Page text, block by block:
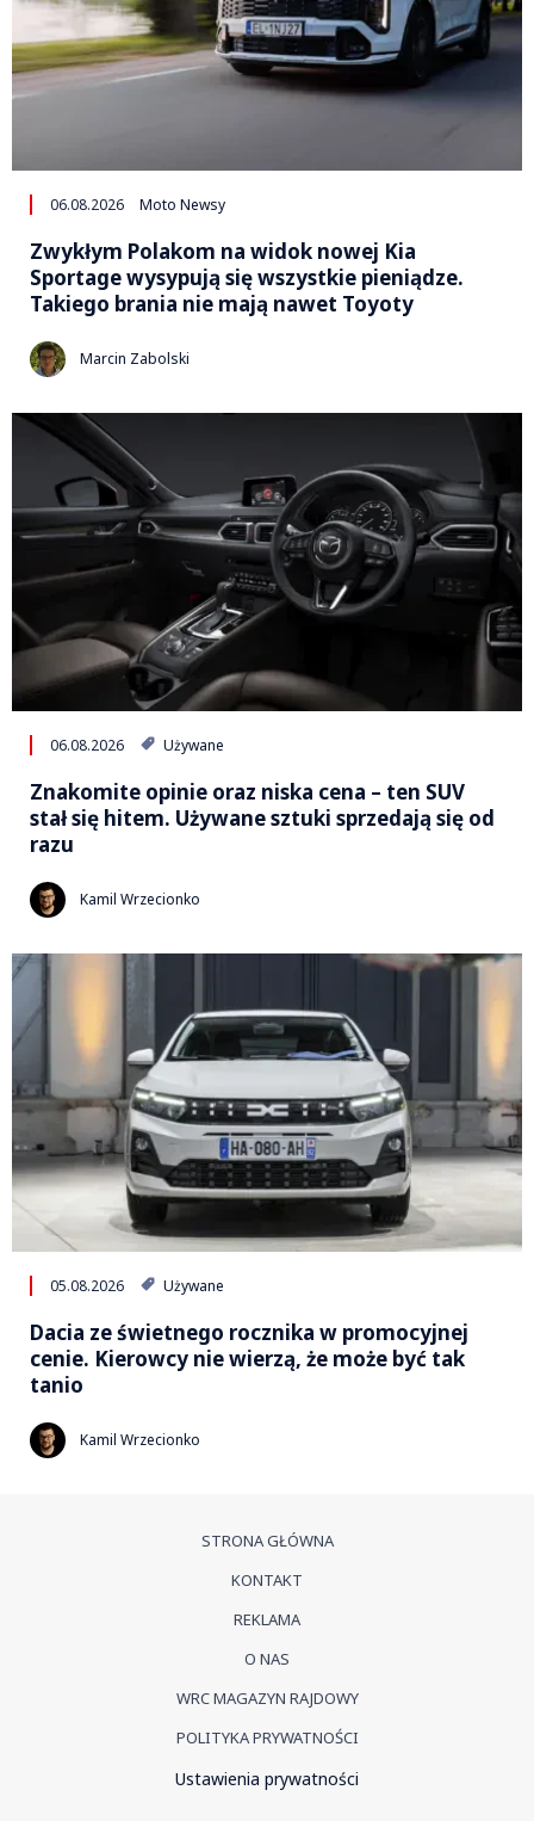
06.08.2026 Moto Newsy
Zwykłym Polakom na widok nowej Kia
Sportage wysypują się wszystkie pieniądze.
Takiego brania nie mają nawet Toyoty
Marcin Zabolski
06.08.2026 Używane
Znakomite opinie oraz niska cena – ten SUV
stał się hitem. Używane sztuki sprzedają się od
razu
Kamil Wrzecionko
05.08.2026 Używane
Dacia ze świetnego rocznika w promocyjnej
cenie. Kierowcy nie wierzą, że może być tak
tanio
Kamil Wrzecionko
STRONA GŁÓWNA
KONTAKT
REKLAMA
O NAS
WRC MAGAZYN RAJDOWY
POLITYKA PRYWATNOŚCI
Ustawienia prywatności